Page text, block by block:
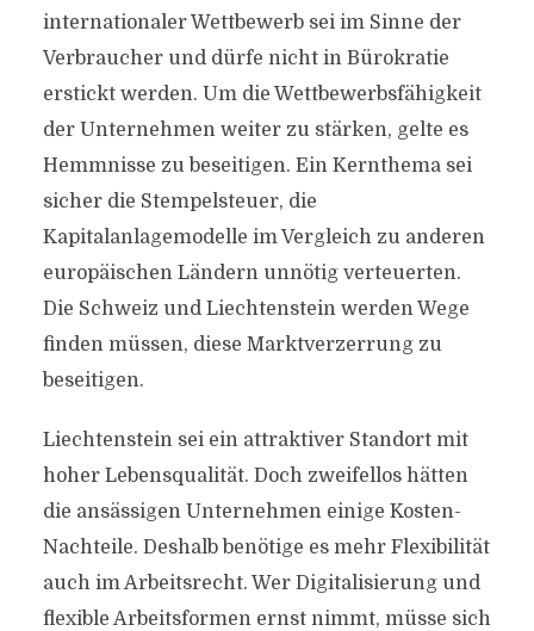
internationaler Wettbewerb sei im Sinne der
Verbraucher und dürfe nicht in Bürokratie
erstickt werden. Um die Wettbewerbsfähigkeit
der Unternehmen weiter zu stärken, gelte es
Hemmnisse zu beseitigen. Ein Kernthema sei
sicher die Stempelsteuer, die
Kapitalanlagemodelle im Vergleich zu anderen
europäischen Ländern unnötig verteuerten.
Die Schweiz und Liechtenstein werden Wege
finden müssen, diese Marktverzerrung zu
beseitigen.
Liechtenstein sei ein attraktiver Standort mit
hoher Lebensqualität. Doch zweifellos hätten
die ansässigen Unternehmen einige Kosten-
Nachteile. Deshalb benötige es mehr Flexibilität
auch im Arbeitsrecht. Wer Digitalisierung und
flexible Arbeitsformen ernst nimmt, müsse sich